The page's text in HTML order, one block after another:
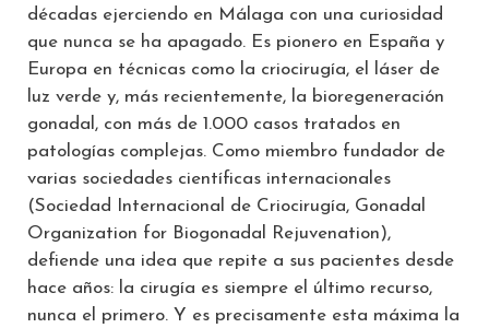
décadas ejerciendo en Málaga con una curiosidad
que nunca se ha apagado. Es pionero en España y
Europa en técnicas como la criocirugía, el láser de
luz verde y, más recientemente, la bioregeneración
gonadal, con más de 1.000 casos tratados en
patologías complejas. Como miembro fundador de
varias sociedades científicas internacionales
(Sociedad Internacional de Criocirugía, Gonadal
Organization for Biogonadal Rejuvenation),
defiende una idea que repite a sus pacientes desde
hace años: la cirugía es siempre el último recurso,
nunca el primero. Y es precisamente esta máxima la